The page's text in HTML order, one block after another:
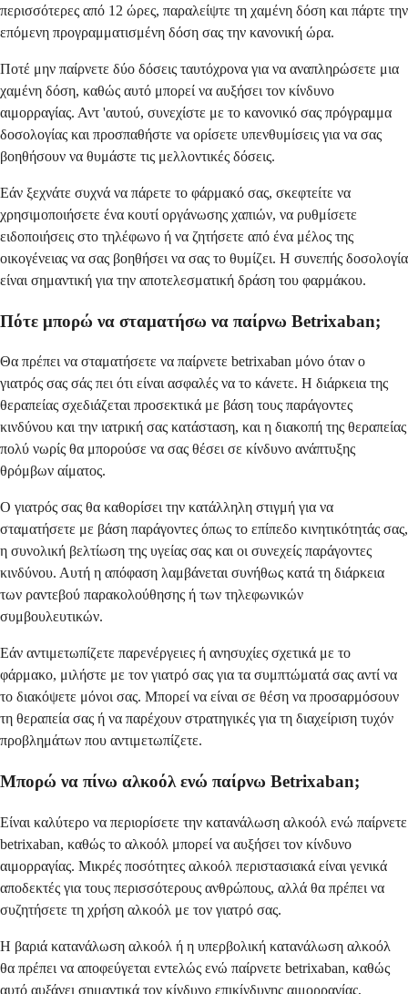
περισσότερες από 12 ώρες, παραλείψτε τη χαμένη δόση και πάρτε την
επόμενη προγραμματισμένη δόση σας την κανονική ώρα.
Ποτέ μην παίρνετε δύο δόσεις ταυτόχρονα για να αναπληρώσετε μια
χαμένη δόση, καθώς αυτό μπορεί να αυξήσει τον κίνδυνο
αιμορραγίας. Αντ 'αυτού, συνεχίστε με το κανονικό σας πρόγραμμα
δοσολογίας και προσπαθήστε να ορίσετε υπενθυμίσεις για να σας
βοηθήσουν να θυμάστε τις μελλοντικές δόσεις.
Εάν ξεχνάτε συχνά να πάρετε το φάρμακό σας, σκεφτείτε να
χρησιμοποιήσετε ένα κουτί οργάνωσης χαπιών, να ρυθμίσετε
ειδοποιήσεις στο τηλέφωνο ή να ζητήσετε από ένα μέλος της
οικογένειας να σας βοηθήσει να σας το θυμίζει. Η συνεπής δοσολογία
είναι σημαντική για την αποτελεσματική δράση του φαρμάκου.
Πότε μπορώ να σταματήσω να παίρνω Betrixaban;
Θα πρέπει να σταματήσετε να παίρνετε betrixaban μόνο όταν ο
γιατρός σας σάς πει ότι είναι ασφαλές να το κάνετε. Η διάρκεια της
θεραπείας σχεδιάζεται προσεκτικά με βάση τους παράγοντες
κινδύνου και την ιατρική σας κατάσταση, και η διακοπή της θεραπείας
πολύ νωρίς θα μπορούσε να σας θέσει σε κίνδυνο ανάπτυξης
θρόμβων αίματος.
Ο γιατρός σας θα καθορίσει την κατάλληλη στιγμή για να
σταματήσετε με βάση παράγοντες όπως το επίπεδο κινητικότητάς σας,
η συνολική βελτίωση της υγείας σας και οι συνεχείς παράγοντες
κινδύνου. Αυτή η απόφαση λαμβάνεται συνήθως κατά τη διάρκεια
των ραντεβού παρακολούθησης ή των τηλεφωνικών
συμβουλευτικών.
Εάν αντιμετωπίζετε παρενέργειες ή ανησυχίες σχετικά με το
φάρμακο, μιλήστε με τον γιατρό σας για τα συμπτώματά σας αντί να
το διακόψετε μόνοι σας. Μπορεί να είναι σε θέση να προσαρμόσουν
τη θεραπεία σας ή να παρέχουν στρατηγικές για τη διαχείριση τυχόν
προβλημάτων που αντιμετωπίζετε.
Μπορώ να πίνω αλκοόλ ενώ παίρνω Betrixaban;
Είναι καλύτερο να περιορίσετε την κατανάλωση αλκοόλ ενώ παίρνετε
betrixaban, καθώς το αλκοόλ μπορεί να αυξήσει τον κίνδυνο
αιμορραγίας. Μικρές ποσότητες αλκοόλ περιστασιακά είναι γενικά
αποδεκτές για τους περισσότερους ανθρώπους, αλλά θα πρέπει να
συζητήσετε τη χρήση αλκοόλ με τον γιατρό σας.
Η βαριά κατανάλωση αλκοόλ ή η υπερβολική κατανάλωση αλκοόλ
θα πρέπει να αποφεύγεται εντελώς ενώ παίρνετε betrixaban, καθώς
αυτό αυξάνει σημαντικά τον κίνδυνο επικίνδυνης αιμορραγίας,